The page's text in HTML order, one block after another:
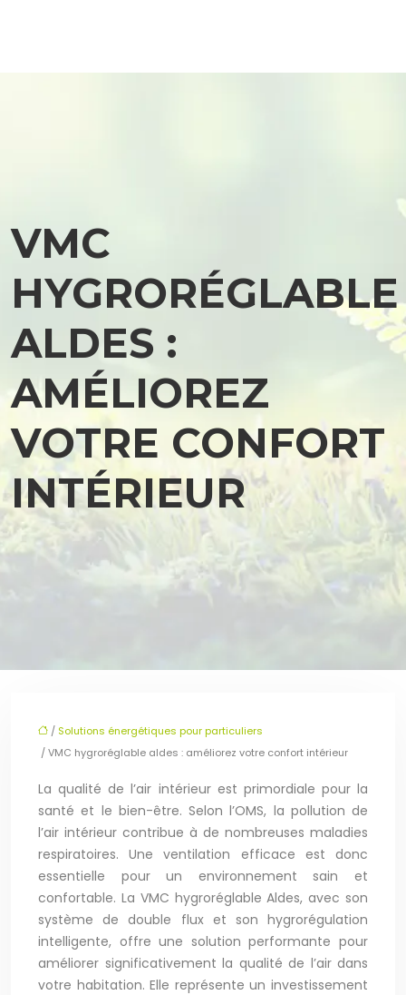
VMC
HYGRORÉGLABLE
ALDES :
AMÉLIOREZ
VOTRE CONFORT
INTÉRIEUR
/ Solutions énergétiques pour particuliers
/ VMC hygroréglable aldes : améliorez votre confort intérieur
La qualité de l’air intérieur est primordiale pour la
santé et le bien-être. Selon l’OMS, la pollution de
l’air intérieur contribue à de nombreuses maladies
respiratoires. Une ventilation efficace est donc
essentielle pour un environnement sain et
confortable. La VMC hygroréglable Aldes, avec son
système de double flux et son hygrorégulation
intelligente, offre une solution performante pour
améliorer significativement la qualité de l’air dans
votre habitation. Elle représente un investissement